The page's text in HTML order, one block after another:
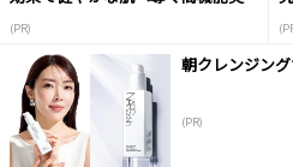
(PR)
朝クレンジン
(PR)